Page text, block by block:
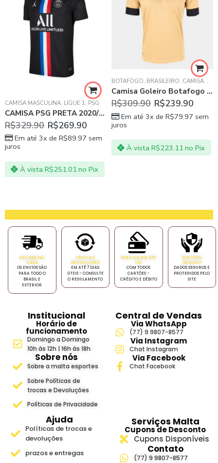
LA LIGA ESPANHOLA
CAMISA MASCULINA, LIGUE 1, PSG
CAMISA PSG PRETA 2020/21 JORDAN
R$329.90 R$269.90
Em até 3x de R$89.97 sem
juros
À vista R$251.01 no Pix
BOTAFOGO, BRASILEIRO, CAMISA MASCULINA
Camisa Goleiro Botafogo III 21/22 Dourado
R$309.90 R$239.90
Em até 3x de R$79.97 sem
juros
À vista R$223.11 no Pix
RECEBA EM
CASA
OS ENVIOS SÃO
PARA TODO O
BRASIL E
EXTERIOR
TROCA E
DEVOLUÇÕES
EM ATÉ 7 DIAS
ÚTEIS - CONSULTE
O REGULAMENTO
PARCELE EM ATÉ
12X
COM TODOS
CARTÕES -
CRÉDITO E DÉBITO
SITE 100%
SEGURO
DADOS SEGUROS E
PROTEGIDOS PELO
SITE
Institucional
Horário de
funcionamento
Domingo a Domingo
10h às 12h | 16h às 18h
Sobre nós
Sobre a malta esportes
Sobre Políticas de
trocas e Devoluções
Políticas de Privacidade
Central de Vendas
Via WhatsApp
(77) 9 9807-8577
Via Instagram
Chat Instagram
Via Facebook
Chat Facebook
Ajuda
Políticas de trocas e
devoluções
prazos e entregas
Serviços Malta
Cupons de Desconto
Cupons Disponíveis
Contato
(77) 9 9807-8577